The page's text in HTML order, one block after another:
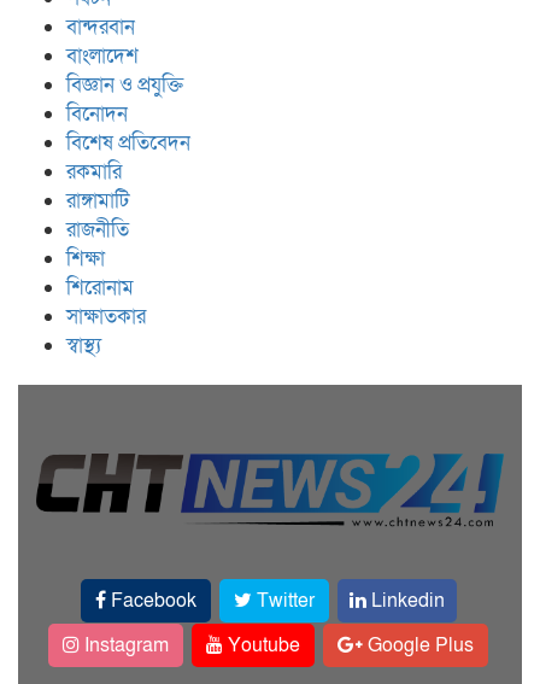
বান্দরবান
বাংলাদেশ
বিজ্ঞান ও প্রযুক্তি
বিনোদন
বিশেষ প্রতিবেদন
রকমারি
রাঙ্গামাটি
রাজনীতি
শিক্ষা
শিরোনাম
সাক্ষাতকার
স্বাস্থ্য
Facebook Twitter
Linkedin
Instagram
Youtube Google Plus